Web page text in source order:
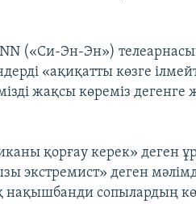
(«Си-Эн-Эн»)
«ақиқатты көзге
жақсы көреміз
қорғау керек» деген
экстремист» деген
сопылардың